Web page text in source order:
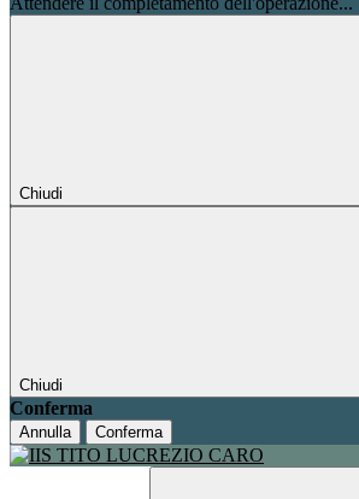
Chiudi
Chiudi
Conferma
Annulla Conferma